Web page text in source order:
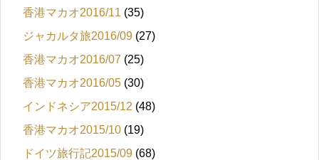
香港マカオ2016/11 (35)
ジャカルタ旅2016/09 (27)
香港マカオ2016/07 (25)
香港マカオ2016/05 (30)
インドネシア2015/12 (48)
香港マカオ2015/10 (19)
ドイツ旅行記2015/09 (68)